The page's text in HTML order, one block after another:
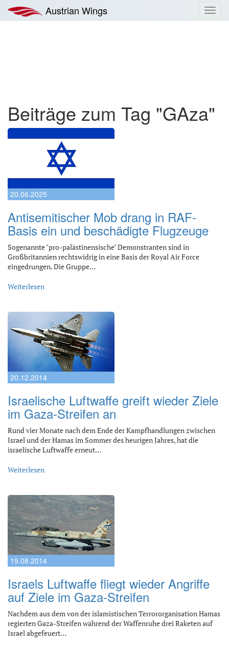
Inhalt
springen
Austrian Wings
Beiträge zum Tag "GAza"
20.06.2025
Antisemitischer Mob drang in RAF-
Basis ein und beschädigte Flugzeuge
Sogenannte "pro-palästinensische" Demonstranten sind in
Großbritannien rechtswidrig in eine Basis der Royal Air Force
eingedrungen. Die Gruppe…
Weiterlesen
20.12.2014
Israelische Luftwaffe greift wieder Ziele
im Gaza-Streifen an
Rund vier Monate nach dem Ende der Kampfhandlungen zwischen
Israel und der Hamas im Sommer des heurigen Jahres, hat die
israelische Luftwaffe erneut…
Weiterlesen
19.08.2014
Israels Luftwaffe fliegt wieder Angriffe
auf Ziele im Gaza-Streifen
Nachdem aus dem von der islamistischen Terrororganisation Hamas
regierten Gaza-Streifen während der Waffenruhe drei Raketen auf
Israel abgefeuert…